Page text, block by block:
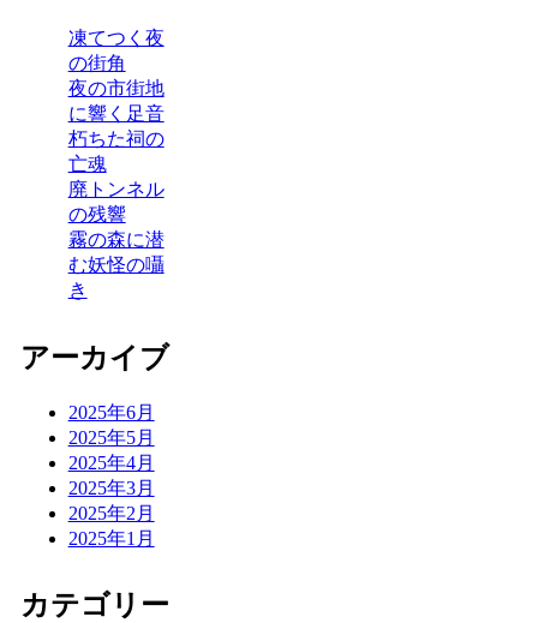
凍てつく夜
の街角
夜の市街地
に響く足音
朽ちた祠の
亡魂
廃トンネル
の残響
霧の森に潜
む妖怪の囁
き
アーカイブ
2025年6月
2025年5月
2025年4月
2025年3月
2025年2月
2025年1月
カテゴリー